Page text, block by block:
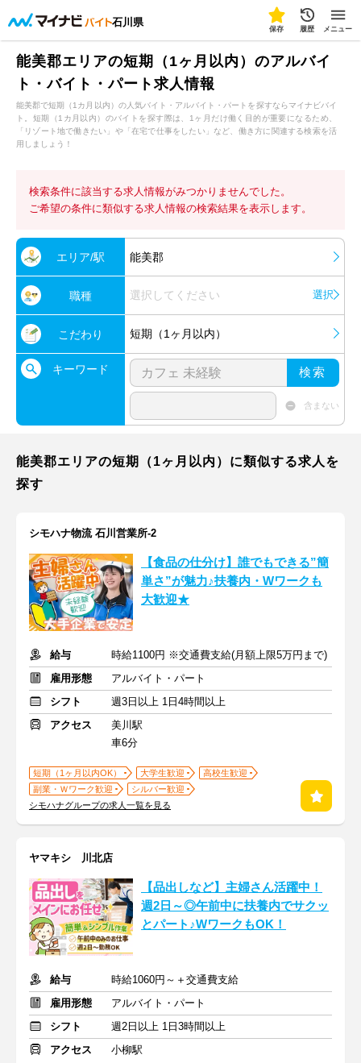
石川県
保存 履歴 メニュー
能美郡エリアの短期（1ヶ月以内）のアルバイ
ト・バイト・パート求人情報
能美郡で短期（1カ月以内）の人気バイト・アルバイト・パートを探すならマイナビバイ
ト。短期（1カ月以内）のバイトを探す際は、1ヶ月だけ働く目的が重要になるため、
「リゾート地で働きたい」や「在宅で仕事をしたい」など、働き方に関連する検索を活
用しましょう！
検索条件に該当する求人情報がみつかりませんでした。
ご希望の条件に類似する求人情報の検索結果を表示します。
エリア/駅 能美郡
職種 選択してください 選択
こだわり 短期（1ヶ月以内）
キーワード 検索
含まない
能美郡エリアの短期（1ヶ月以内）に類似する求人を
探す
シモハナ物流 石川営業所-2
【食品の仕分け】誰でもできる”簡
単さ”が魅力♪扶養内・Wワークも
大歓迎★
給与
時給1100円 ※交通費支給(月額上限5万円まで)
雇用形態
アルバイト・パート
シフト
週3日以上 1日4時間以上
アクセス
美川駅
車6分
短期（1ヶ月以内OK） 大学生歓迎
高校生歓迎
副業・Ｗワーク歓迎
シルバー歓迎
シモハナグループの求人一覧を見る
ヤマキシ 川北店
【品出しなど】主婦さん活躍中！
週2日～◎午前中に扶養内でサクッ
とパート♪WワークもOK！
給与
時給1060円～＋交通費支給
雇用形態
アルバイト・パート
シフト
週2日以上 1日3時間以上
アクセス
小柳駅